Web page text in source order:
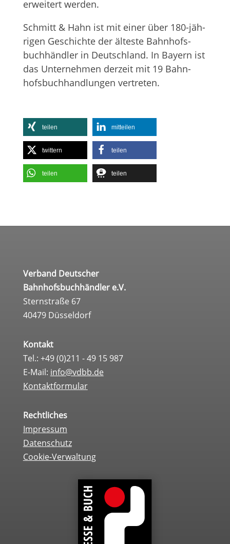
erwei­tert werden.
Schmitt & Hahn ist mit einer über 180-jäh­
ri­gen Geschichte der älteste Bahnhofs­
buchhändler in Deutsch­land. In Bay­ern ist
das Unter­neh­men der­zeit mit 19 Bahn­
hofs­buch­hand­lun­gen vertreten.
tei­len mit­tei­len
twit­tern tei­len
tei­len tei­len
Verband Deutscher
Bahnhofsbuchhändler e.V.
Sternstraße 67
40479 Düsseldorf
Kontakt
Tel.: +49 (0)211 - 49 15 987
E-Mail: info@vdbb.de
Kontaktformular
Rechtliches
Impressum
Datenschutz
Cookie-Verwaltung